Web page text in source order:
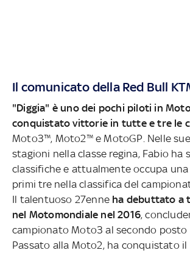
Il comunicato della Red Bull
"Diggia" è uno dei pochi piloti in
conquistato vittorie in tutte e tre le
Moto3™, Moto2™ e MotoGP. Nelle
stagioni nella classe regina, Fabio ha
classifiche e attualmente occupa
primi tre nella classifica del
Il talentuoso 27enne ha debuttato a
nel Motomondiale nel 2016,
campionato Moto3 al secondo posto
Passato alla Moto2, ha conquistato